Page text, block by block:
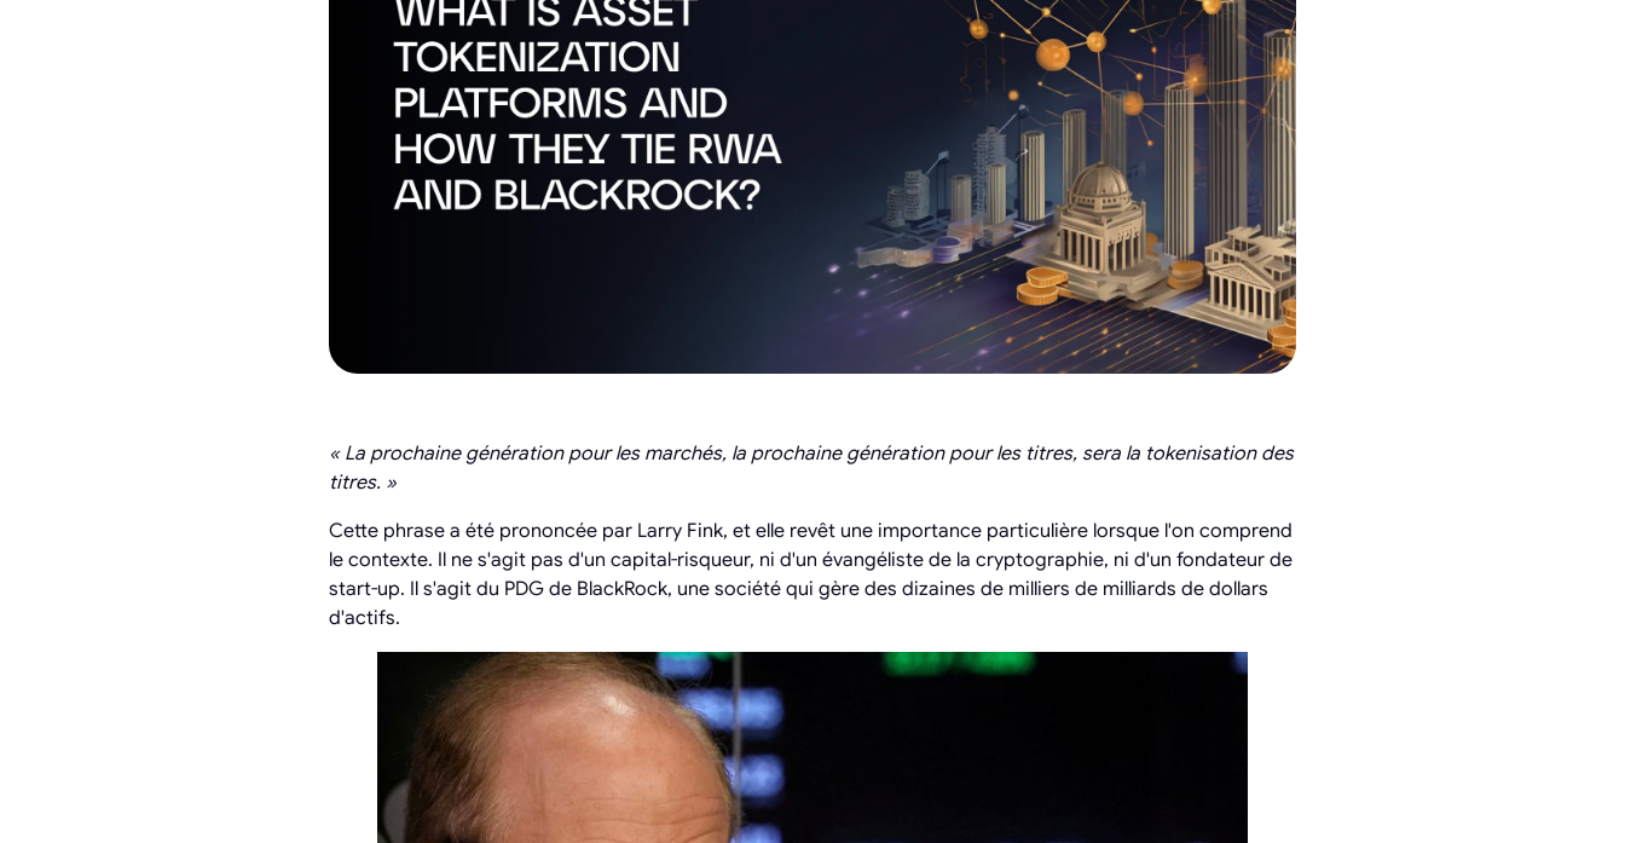
« La prochaine génération pour les marchés, la prochaine génération pour les titres, sera la tokenisation des
titres. »
Cette phrase a été prononcée par Larry Fink, et elle revêt une importance particulière lorsque l'on comprend
le contexte. Il ne s'agit pas d'un capital-risqueur, ni d'un évangéliste de la cryptographie, ni d'un fondateur de
start-up. Il s'agit du PDG de BlackRock, une société qui gère des dizaines de milliers de milliards de dollars
d'actifs.